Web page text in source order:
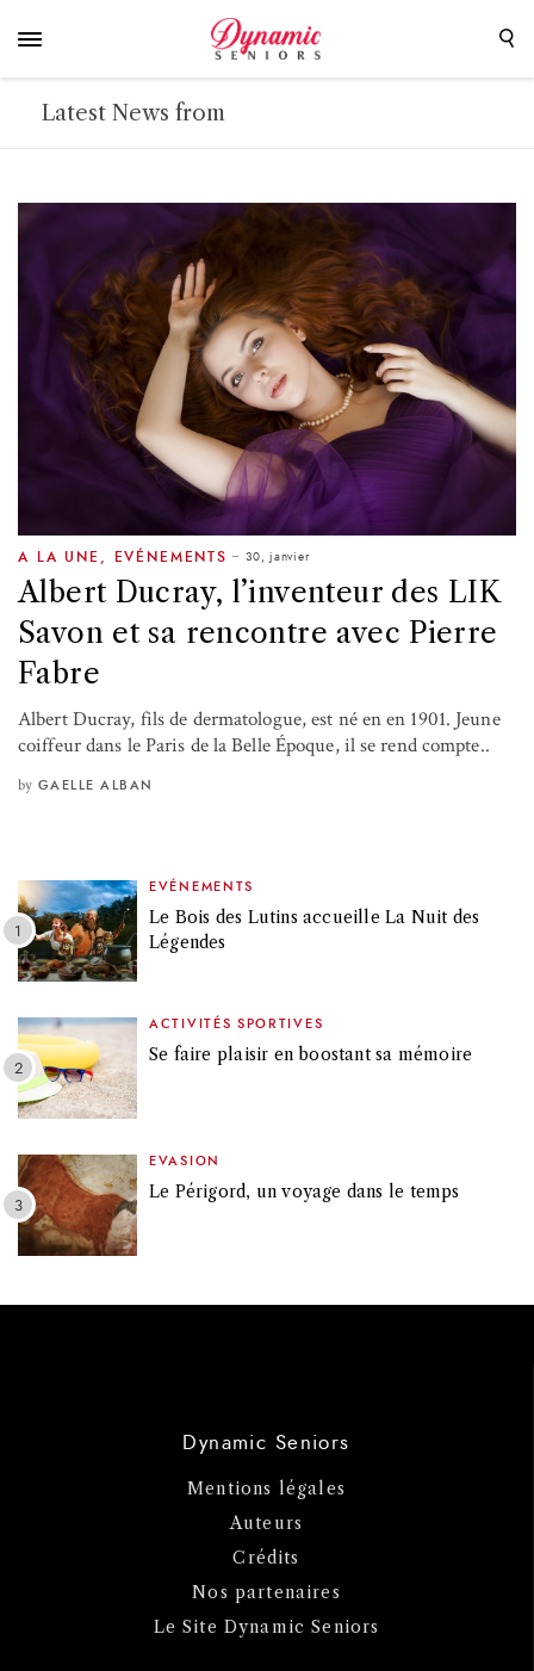
Latest News from
A LA UNE EVÉNEMENTS 30, janvier
Albert Ducray, l’inventeur des LIK
Savon et sa rencontre avec Pierre
Fabre
Albert Ducray, fils de dermatologue, est né en en 1901. Jeune
coiffeur dans le Paris de la Belle Époque, il se rend compte..
by GAELLE ALBAN
EVÉNEMENTS
Le Bois des Lutins accueille La Nuit des
Légendes
ACTIVITÉS SPORTIVES
Se faire plaisir en boostant sa mémoire
EVASION
Le Périgord, un voyage dans le temps
Dynamic Seniors
Mentions légales
Auteurs
Crédits
Nos partenaires
Le Site Dynamic Seniors